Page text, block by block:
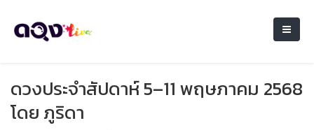
ดวงประจำสัปดาห์ 5–11 พฤษภาคม 2568
โดย ภูริดา